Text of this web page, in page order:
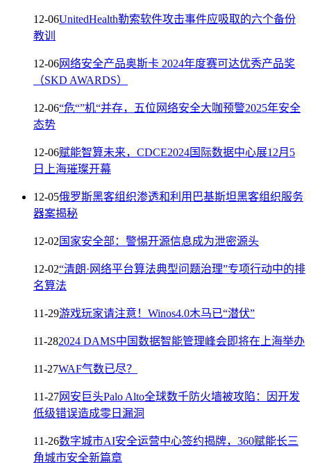
12-06UnitedHealth勒索软件攻击事件应吸取的六个备份
教训
12-06网络安全产品奥斯卡 2024年度赛可达优秀产品奖
（SKD AWARDS）
12-06“危“”机“并存，五位网络安全大咖预警2025年安全
态势
12-06赋能智算未来，CDCE2024国际数据中心展12月5
日上海璀璨开幕
12-05俄罗斯黑客组织渗透和利用巴基斯坦黑客组织服务
器案揭秘
12-02 国家安全部：警惕开源信息成为泄密源头
12-02“清朗·网络平台算法典型问题治理”专项行动中的排
名算法
11-29游戏玩家请注意！Winos4.0木马已“潜伏”
11-282024 DAMS中国数据智能管理峰会即将在上海举办
11-27WAF气数已尽？
11-27网安巨头Palo Alto全球数千防火墙被攻陷：因开发
低级错误造成零日漏洞
11-26数字城市AI安全运营中心签约揭牌，360赋能长三
角城市安全新篇章